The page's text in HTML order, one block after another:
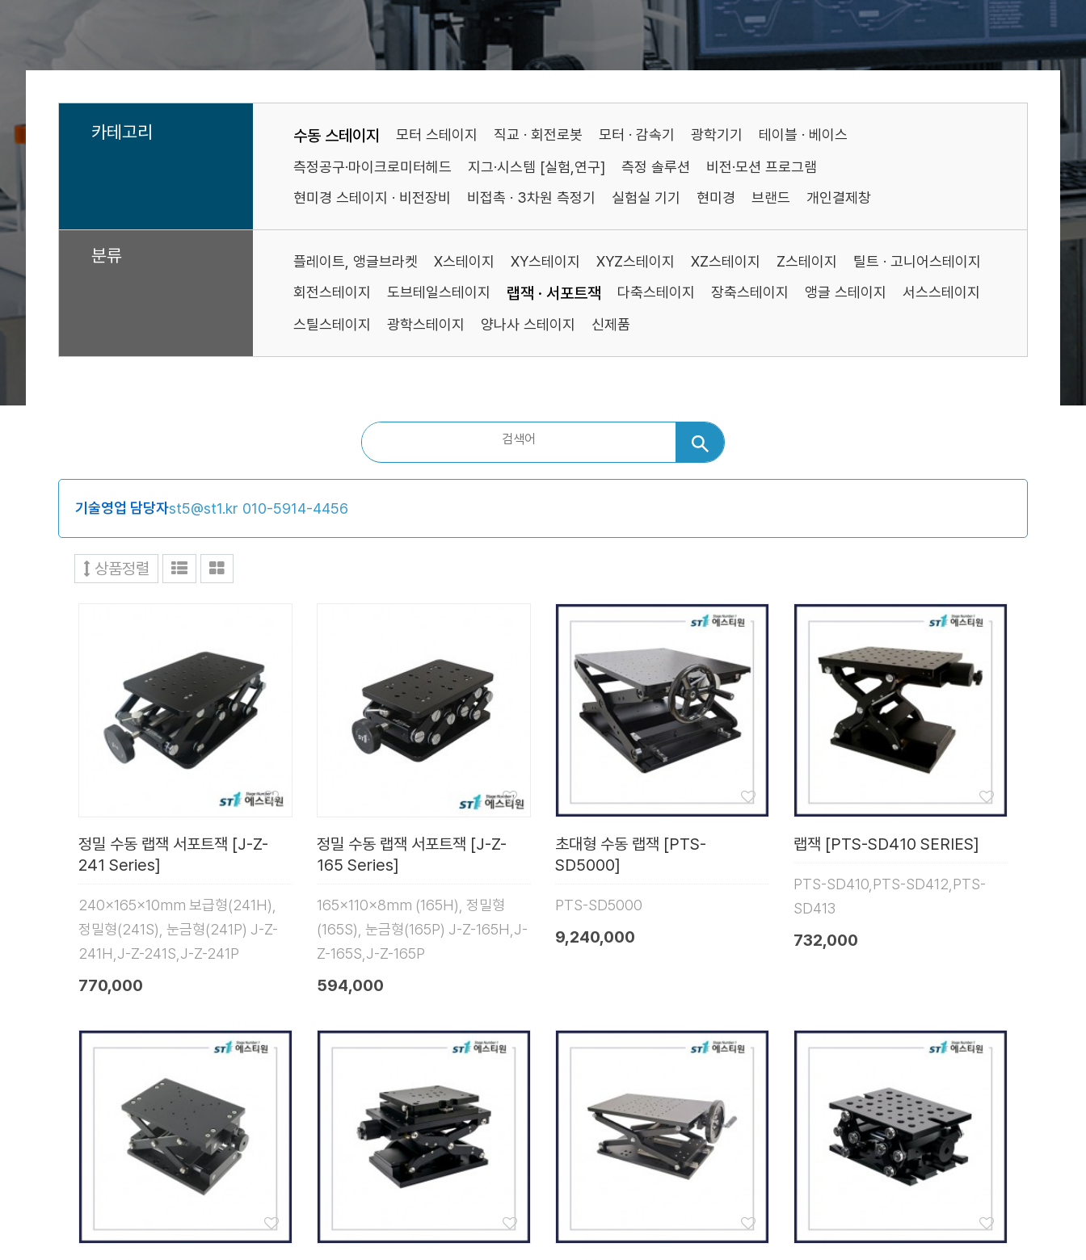
카테고리 수동 스테이지 모터 스테이지 직교 · 회전로봇 모터 · 감속기 광학기기
테이블 · 베이스
측정공구·마이크로미터헤드
지그·시스템 [실험,연구] 측정 솔루션
비전·모션 프로그램
현미경 스테이지 · 비전장비
비접촉 · 3차원 측정기 실험실 기기 현미경 브랜드 개인결제창
분류 플레이트, 앵글브라켓 X스테이지 XY스테이지 XYZ스테이지 XZ스테이지 Z스테이지
틸트 · 고니어스테이지
회전스테이지
도브테일스테이지 랩잭 · 서포트잭 다축스테이지 장축스테이지 앵글 스테이지
서스스테이지
스틸스테이지
광학스테이지 양나사 스테이지 신제품
기술영업 담당자st5@st1.kr 010-5914-4456
상품정렬
정밀 수동 랩잭 서포트잭 [J-Z-
241 Series]
240x165x10mm 보급형(241H),
정밀형(241S), 눈금형(241P) J-Z-
241H,J-Z-241S,J-Z-241P
770,000
정밀 수동 랩잭 서포트잭 [J-Z-
165 Series]
165x110x8mm (165H), 정밀형
(165S), 눈금형(165P) J-Z-165H,J-
Z-165S,J-Z-165P
594,000
초대형 수동 랩잭 [PTS-
SD5000]
PTS-SD5000
9,240,000
랩잭 [PTS-SD410 SERIES]
PTS-SD410,PTS-SD412,PTS-
SD413
732,000